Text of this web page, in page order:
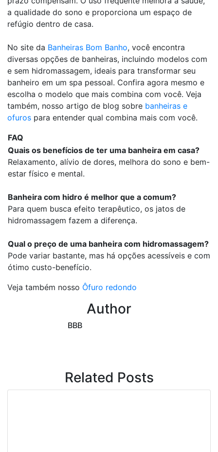
a qualidade do sono e proporciona um espaço de
refúgio dentro de casa.
No site da Banheiras Bom Banho, você encontra
diversas opções de banheiras, incluindo modelos com
e sem hidromassagem, ideais para transformar seu
banheiro em um spa pessoal. Confira agora mesmo e
escolha o modelo que mais combina com você. Veja
também, nosso artigo de blog sobre banheiras e
ofuros para entender qual combina mais com você.
FAQ
Quais os benefícios de ter uma banheira em casa?
Relaxamento, alívio de dores, melhora do sono e bem-
estar físico e mental.
Banheira com hidro é melhor que a comum?
Para quem busca efeito terapêutico, os jatos de
hidromassagem fazem a diferença.
Qual o preço de uma banheira com hidromassagem?
Pode variar bastante, mas há opções acessíveis e com
ótimo custo-benefício.
Veja também nosso Ôfuro redondo
Author
BBB
Related Posts